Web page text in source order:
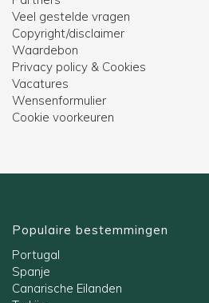
Veel gestelde vragen
Copyright/disclaimer
Waardebon
Privacy policy & Cookies
Vacatures
Wensenformulier
Cookie voorkeuren
Populaire bestemmingen
Portugal
Spanje
Canarische Eilanden